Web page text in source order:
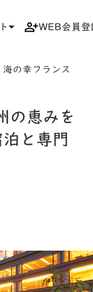
WEB会員登
海の幸フランス
の恵みを
と専門